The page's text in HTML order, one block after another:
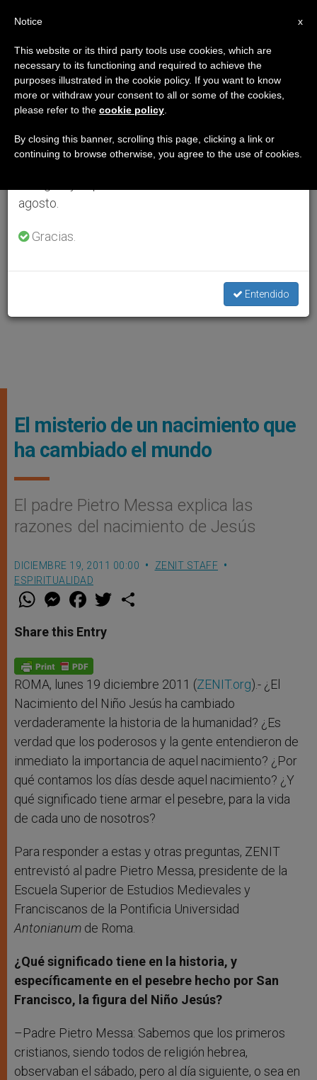
El misterio de un nacimiento que
ha cambiado el mundo
El padre Pietro Messa explica las
razones del nacimiento de Jesús
DICIEMBRE 19, 2011 00:00
ZENIT STAFF
ESPIRITUALIDAD
W
t
s
p
p
M
e
s
e
g
e
r
F
a
e
b
o
k
w
Share this Entry
ROMA, lunes 19 diciembre 2011 (ZENIT.org).- ¿El
Nacimiento del Niño Jesús ha cambiado
verdaderamente la historia de la humanidad? ¿Es
verdad que los poderosos y la gente entendieron de
inmediato la importancia de aquel nacimiento? ¿Por
qué contamos los días desde aquel nacimiento? ¿Y
qué significado tiene armar el pesebre, para la vida
de cada uno de nosotros?
Para responder a estas y otras preguntas, ZENIT
entrevistó al padre Pietro Messa, presidente de la
Escuela Superior de Estudios Medievales y
Franciscanos de la Pontificia Universidad
Antonianum de Roma.
¿Qué significado tiene en la historia, y
específicamente en el pesebre hecho por San
Francisco, la figura del Niño Jesús?
–Padre Pietro Messa: Sabemos que los primeros
cristianos, siendo todos de religión hebrea,
observaban el sábado, pero al día siguiente, o sea en
×
Aviso importante
Del 27 de julio al 7 de agosto haremos la pausa
anual, aprovechando que en el periodo de verano
se generan menos informaciones y también el
agosto.
Gracias.
Entendido
x
Notice
This website or its third party tools use cookies, which are
necessary to its functioning and required to achieve the
purposes illustrated in the cookie policy. If you want to know
more or withdraw your consent to all or some of the cookies,
please refer to the cookie policy
By closing this banner, scrolling this page, clicking a link or
continuing to browse otherwise, you agree to the use of cookies.